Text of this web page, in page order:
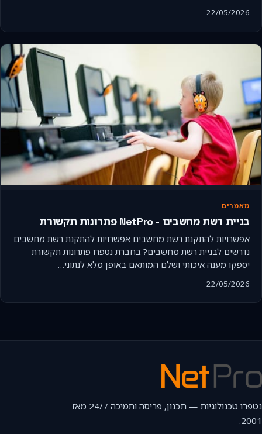
22/05/2026
מאמרים
בניית רשת מחשבים - NetPro פתרונות תקשורת
אפשרויות להתקנת רשת מחשבים אפשרויות להתקנת רשת מחשבים
נדרשים לבניית רשת מחשבים? בחברת נטפרו פתרונות תקשורת
יספקו מענה איכותי ושלם המותאם באופן מלא לנתוני…
22/05/2026
נטפרו טכנולוגיות — תכנון, פריסה ותמיכה 24/7 מאז
2001.